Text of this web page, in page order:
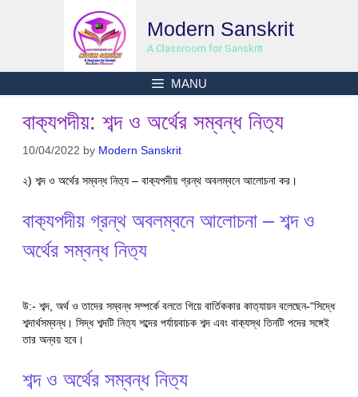
Modern Sanskrit
A Classroom for Sanskrit
MANU
বাক‍্যপদীয়: শব্দ ও অর্থের সম্বন্ধ নিত‍্য
10/04/2022 by Modern Sanskrit
২) শব্দ ও অর্থের সম্বন্ধ নিত‍্য – বাক‍্যপদীয় গ্রন্থ অবলম্বনে আলোচনা কর।
বাক‍্যপদীয় গ্রন্থ অবলম্বনে আলোচনা – শব্দ ও
অর্থের সম্বন্ধ নিত‍্য
উ:- শব্দ, অর্থ ও তাদের সম্বন্ধ সম্পর্কে বলতে গিয়ে বার্তিককার কাত‍্যায়ন বলেছেন-“সিদ্ধে
শব্দার্থসম্বন্ধ। সিদ্ধ শব্দটি নিত‍্য শব্দের পর্যায়বাচক শব্দ এবং বাক‍্যস্থ তিনটি পদের সঙ্গেই
তার অন্বয় হবে।
শব্দ ও অর্থের সম্বন্ধ নিত‍্য